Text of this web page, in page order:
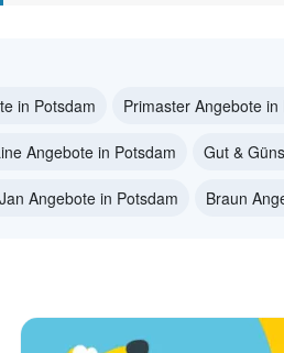
in Potsdam Primaster Angebote in
Angebote in Potsdam Gut &
Angebote in Potsdam Braun